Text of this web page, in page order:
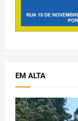
EM ALTA